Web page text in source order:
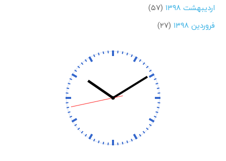
اردیبهشت ۱۳۹۸
(۵۷)
فروردین ۱۳۹۸
(۲۷)